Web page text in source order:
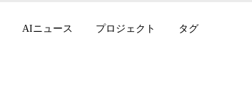
AIニュース プロジェクト タグ